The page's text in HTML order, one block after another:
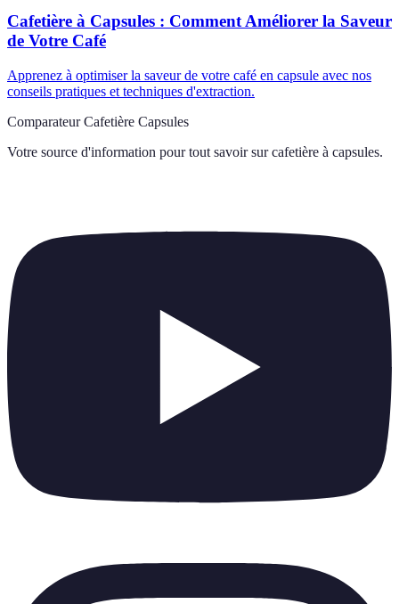
Cafetière à Capsules : Comment Améliorer la Saveur
de Votre Café
Apprenez à optimiser la saveur de votre café en capsule avec nos
conseils pratiques et techniques d'extraction.
Comparateur Cafetière Capsules
Votre source d'information pour tout savoir sur cafetière à capsules.